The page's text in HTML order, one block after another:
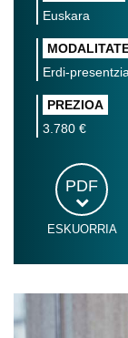
Euskara
Erdi-
PREZIOA
3.780 €
PDF
ESKUORRIA